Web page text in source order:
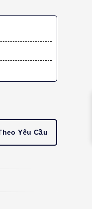
Yêu Cầu